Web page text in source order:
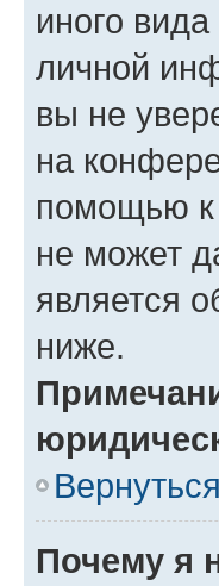
иного
личной
вы не
на
помощью к
не может
является
ниже.
Почему я